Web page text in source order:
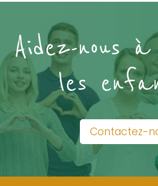
Aidez-nous
les
Contactez-